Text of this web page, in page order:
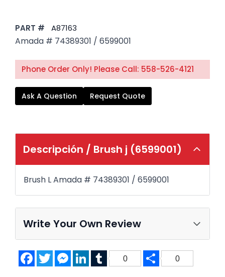
PART # A87163
Amada # 74389301 / 6599001
Phone Order Only! Please Call: 558-526-4121
Ask A Question Request Quote
Descripción / Brush j (6599001)
Brush L Amada # 74389301 / 6599001
Write Your Own Review
FacebookTwitterMessenger
LinkedInTumblr
0 Share
0